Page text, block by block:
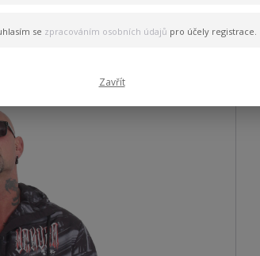
Windbreaker
se zpracováním osobních údajů pro účely registrace.
Zavřít